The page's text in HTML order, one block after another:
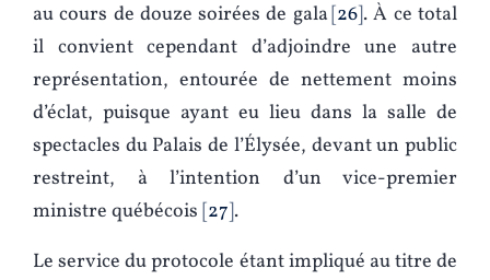
au cours de douze soirées de gala 26 . À ce total
il convient cependant d’adjoindre une autre
représentation, entourée de nettement moins
d’éclat, puisque ayant eu lieu dans la salle de
spectacles du Palais de l’Élysée, devant un public
restreint, à l’intention d’un vice-premier
ministre québécois 27 .
Le service du protocole étant impliqué au titre de